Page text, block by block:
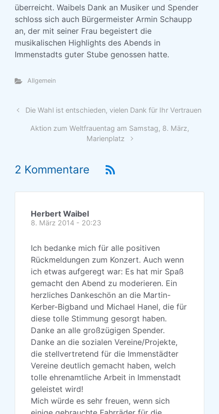
überreicht. Waibels Dank an Musiker und Spender
schloss sich auch Bürgermeister Armin Schaupp
an, der mit seiner Frau begeistert die
musikalischen Highlights des Abends in
Immenstadts guter Stube genossen hatte.
Allgemein
Die Wahl ist entschieden, vielen Dank für Ihr Vertrauen
Aktion zum Weltfrauentag am Samstag, 8. März,
Marienplatz
2 Kommentare
Herbert Waibel
8. März 2014 - 20:23
Ich bedanke mich für alle positiven
Rückmeldungen zum Konzert. Auch wenn
ich etwas aufgeregt war: Es hat mir Spaß
gemacht den Abend zu moderieren. Ein
herzliches Dankeschön an die Martin-
Kerber-Bigband und Michael Hanel, die für
diese tolle Stimmung gesorgt haben.
Danke an alle großzügigen Spender.
Danke an die sozialen Vereine/Projekte,
die stellvertretend für die Immenstädter
Vereine deutlich gemacht haben, welch
tolle ehrenamtliche Arbeit in Immenstadt
geleistet wird!
Mich würde es sehr freuen, wenn sich